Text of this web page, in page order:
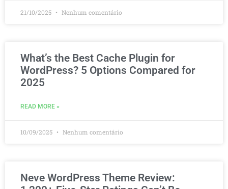
21/10/2025 Nenhum comentário
What’s the Best Cache Plugin for
WordPress? 5 Options Compared for
2025
READ MORE »
10/09/2025 Nenhum comentário
Neve WordPress Theme Review: